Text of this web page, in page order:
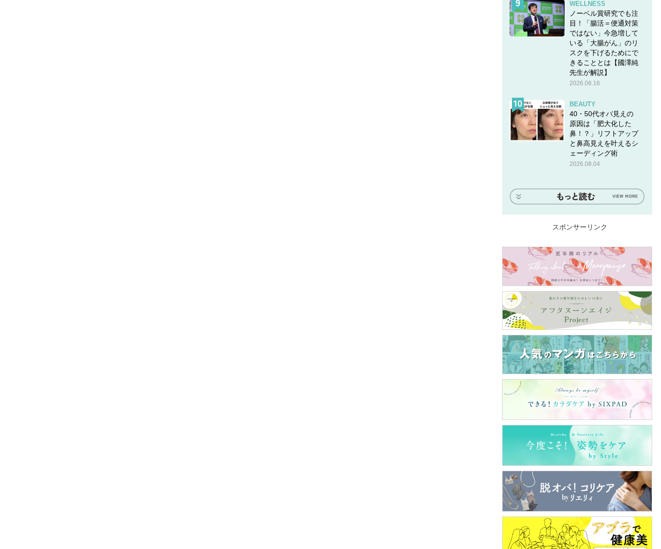
WELLNESS
ノーベル賞研究でも注
目！「腸活＝便通対策
ではない」今急増して
いる「大腸がん」のリ
スクを下げるためにで
きることとは【國澤純
先生が解説】
2026.06.16
BEAUTY
40・50代オバ見えの
原因は「肥大化した
鼻！？」リフトアップ
と鼻高見えを叶えるシ
ェーディング術
2026.08.04
スポンサーリンク